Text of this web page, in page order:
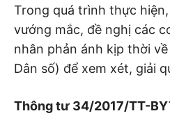
Trong quá trình thực
vướng mắc, đề nghị các
nhân phản ánh kịp thời
Dân số) để xem xét, giải
Thông tư 34/2017/TT-